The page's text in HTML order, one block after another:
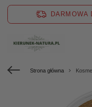
DARMOWA
Strona główna